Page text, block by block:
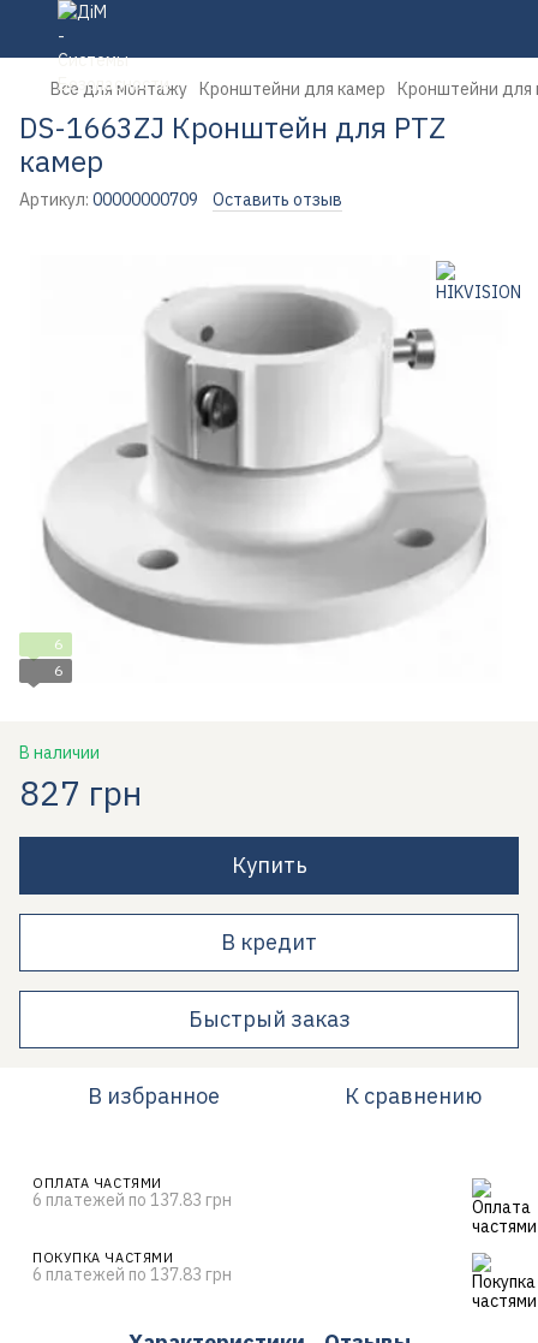
Все для монтажу Кронштейни для камер Кронштейни для
DS-1663ZJ Кронштейн для PTZ
камер
Артикул: 00000000709 Оставить отзыв
6
6
В наличии
827 грн
Купить
В кредит
Быстрый заказ
В избранное К сравнению
ОПЛАТА ЧАСТЯМИ
6 платежей по 137.83 грн
ПОКУПКА ЧАСТЯМИ
6 платежей по 137.83 грн